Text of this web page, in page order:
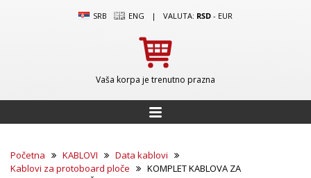
SRB ENG | VALUTA: RSD - EUR
Vaša korpa je trenutno prazna
Početna KABLOVI
Data kablovi
Kablovi za protoboard ploče
KOMPLET KABLOVA ZA